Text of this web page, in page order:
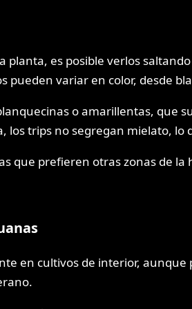
planta, es posible verlos
pueden variar en color, desde
o amarillentas, que
los trips no segregan mielato, lo
que prefieren otras zonas de la
en cultivos de interior,